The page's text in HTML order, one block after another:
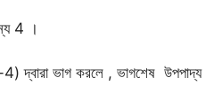
4 ।
দ্বারা ভাগ করলে , ভাগশেষ উপপাদ্য